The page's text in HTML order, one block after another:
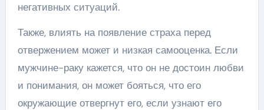
негативных ситуаций.
Также, влиять на появление страха перед
отвержением может и низкая самооценка. Если
мужчине-раку кажется, что он не достоин любви
и понимания, он может бояться, что его
окружающие отвергнут его, если узнают его